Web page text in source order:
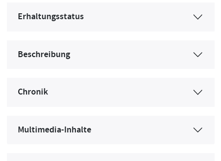
Erhaltungsstatus
Beschreibung
Chronik
Multimedia-Inhalte